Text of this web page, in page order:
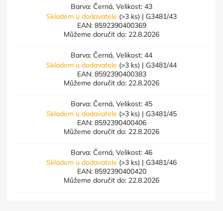
Barva: Černá, Velikost: 43
Skladem u dodavatele (>3 ks) | G3481/43
EAN: 8592390400369
Můžeme doručit do: 22.8.2026
Barva: Černá, Velikost: 44
Skladem u dodavatele (>3 ks) | G3481/44
EAN: 8592390400383
Můžeme doručit do: 22.8.2026
Barva: Černá, Velikost: 45
Skladem u dodavatele (>3 ks) | G3481/45
EAN: 8592390400406
Můžeme doručit do: 22.8.2026
Barva: Černá, Velikost: 46
Skladem u dodavatele (>3 ks) | G3481/46
EAN: 8592390400420
Můžeme doručit do: 22.8.2026